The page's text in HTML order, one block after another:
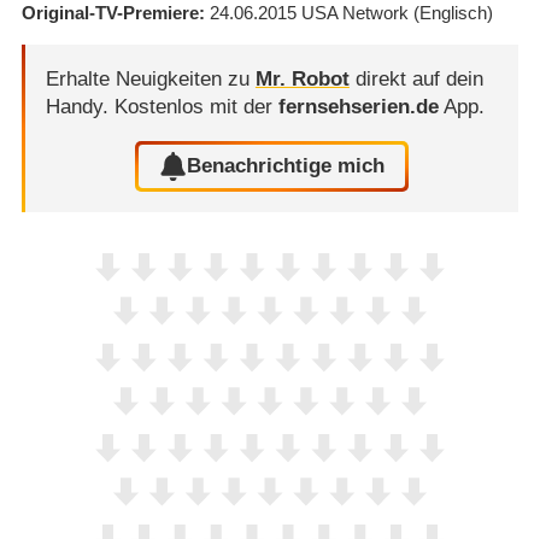
Original-TV-Premiere 24.06.2015 USA Network (Englisch)
Erhalte Neuigkeiten zu Mr. Robotdirekt auf dein
Handy. Kostenlos mit der fernsehserien.deApp.
Benachrichtige mich